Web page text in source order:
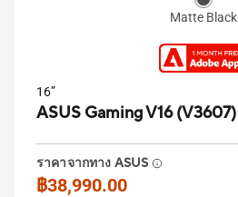
Matte Black
16”
ASUS Gaming V16 (V3607)
ราคาจากทาง ASUS
฿38,990.00